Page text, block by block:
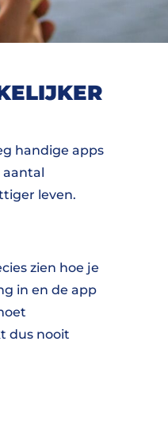
handige apps
aantal
leven.
zien hoe je
in en de app
dus nooit